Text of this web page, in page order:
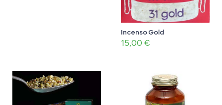
Incenso Gold
15,00 €